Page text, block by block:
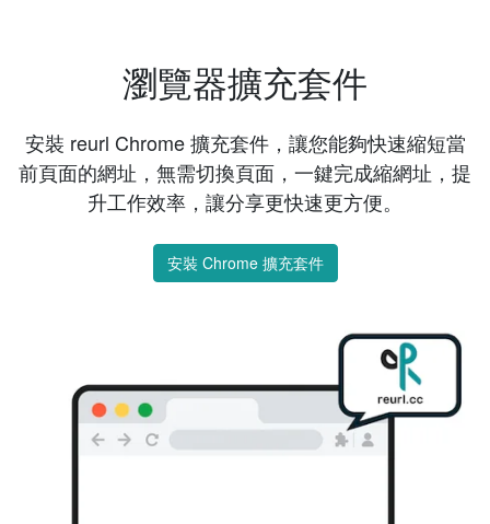
瀏覽器擴充套件
安裝 reurl Chrome 擴充套件，讓您能夠快速縮短當
前頁面的網址，無需切換頁面，一鍵完成縮網址，提
升工作效率，讓分享更快速更方便。
安裝 Chrome 擴充套件